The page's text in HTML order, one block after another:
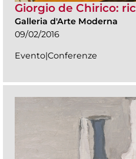
Giorgio de Chirico:
Galleria d'Arte Moderna
09/02/2016
Evento|Conferenze